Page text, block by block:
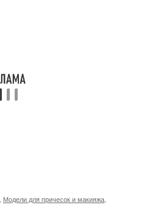
Модели для причесок и макияжа